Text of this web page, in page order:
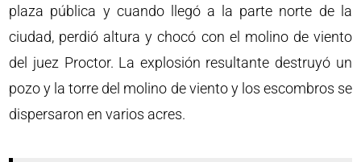
plaza pública y cuando llegó a la parte norte de la
ciudad, perdió altura y chocó con el molino de viento
del juez Proctor. La explosión resultante destruyó un
pozo y la torre del molino de viento y los escombros se
dispersaron en varios acres.